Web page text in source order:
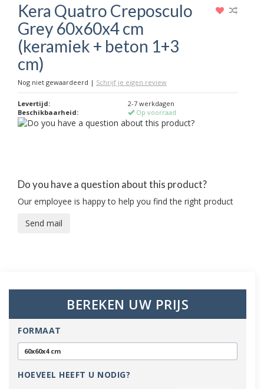
Kera Quatro Creposculo
Grey 60x60x4 cm
(keramiek + beton 1+3
cm)
Nog niet gewaardeerd | Schrijf je eigen review
Levertijd:
2-7 werkdagen
Beschikbaarheid:
Op voorraad
Do you have a question about this product?
Our employee is happy to help you find the right product
Send mail
BEREKEN UW PRIJS
FORMAAT
60x60x4 cm
HOEVEEL HEEFT U NODIG?